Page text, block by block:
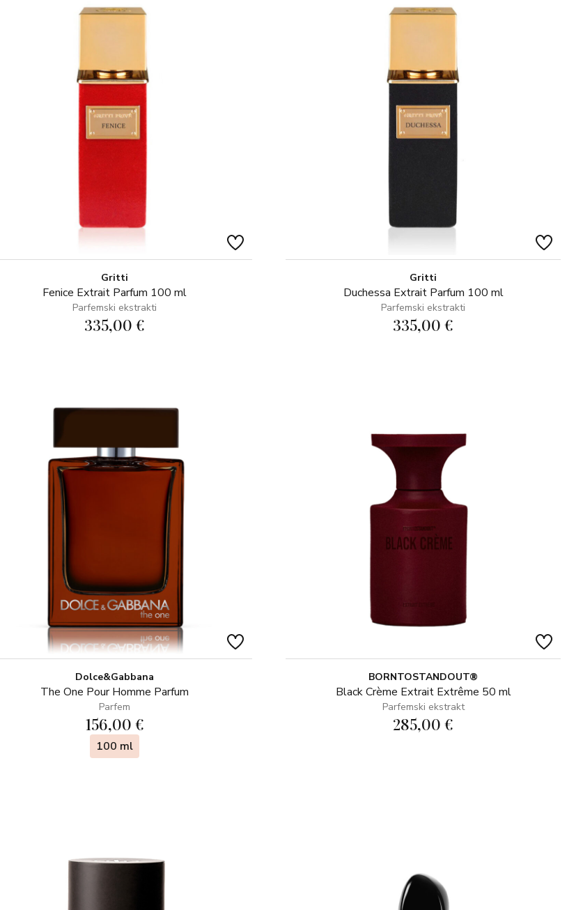
Gritti
Fenice Extrait Parfum 100 ml
Parfemski ekstrakti
335,00 €
Gritti
Duchessa Extrait Parfum 100 ml
Parfemski ekstrakti
335,00 €
Dolce&Gabbana
The One Pour Homme Parfum
Parfem
156,00 €
100 ml
BORNTOSTANDOUT®
Black Crème Extrait Extrême 50 ml
Parfemski ekstrakt
285,00 €